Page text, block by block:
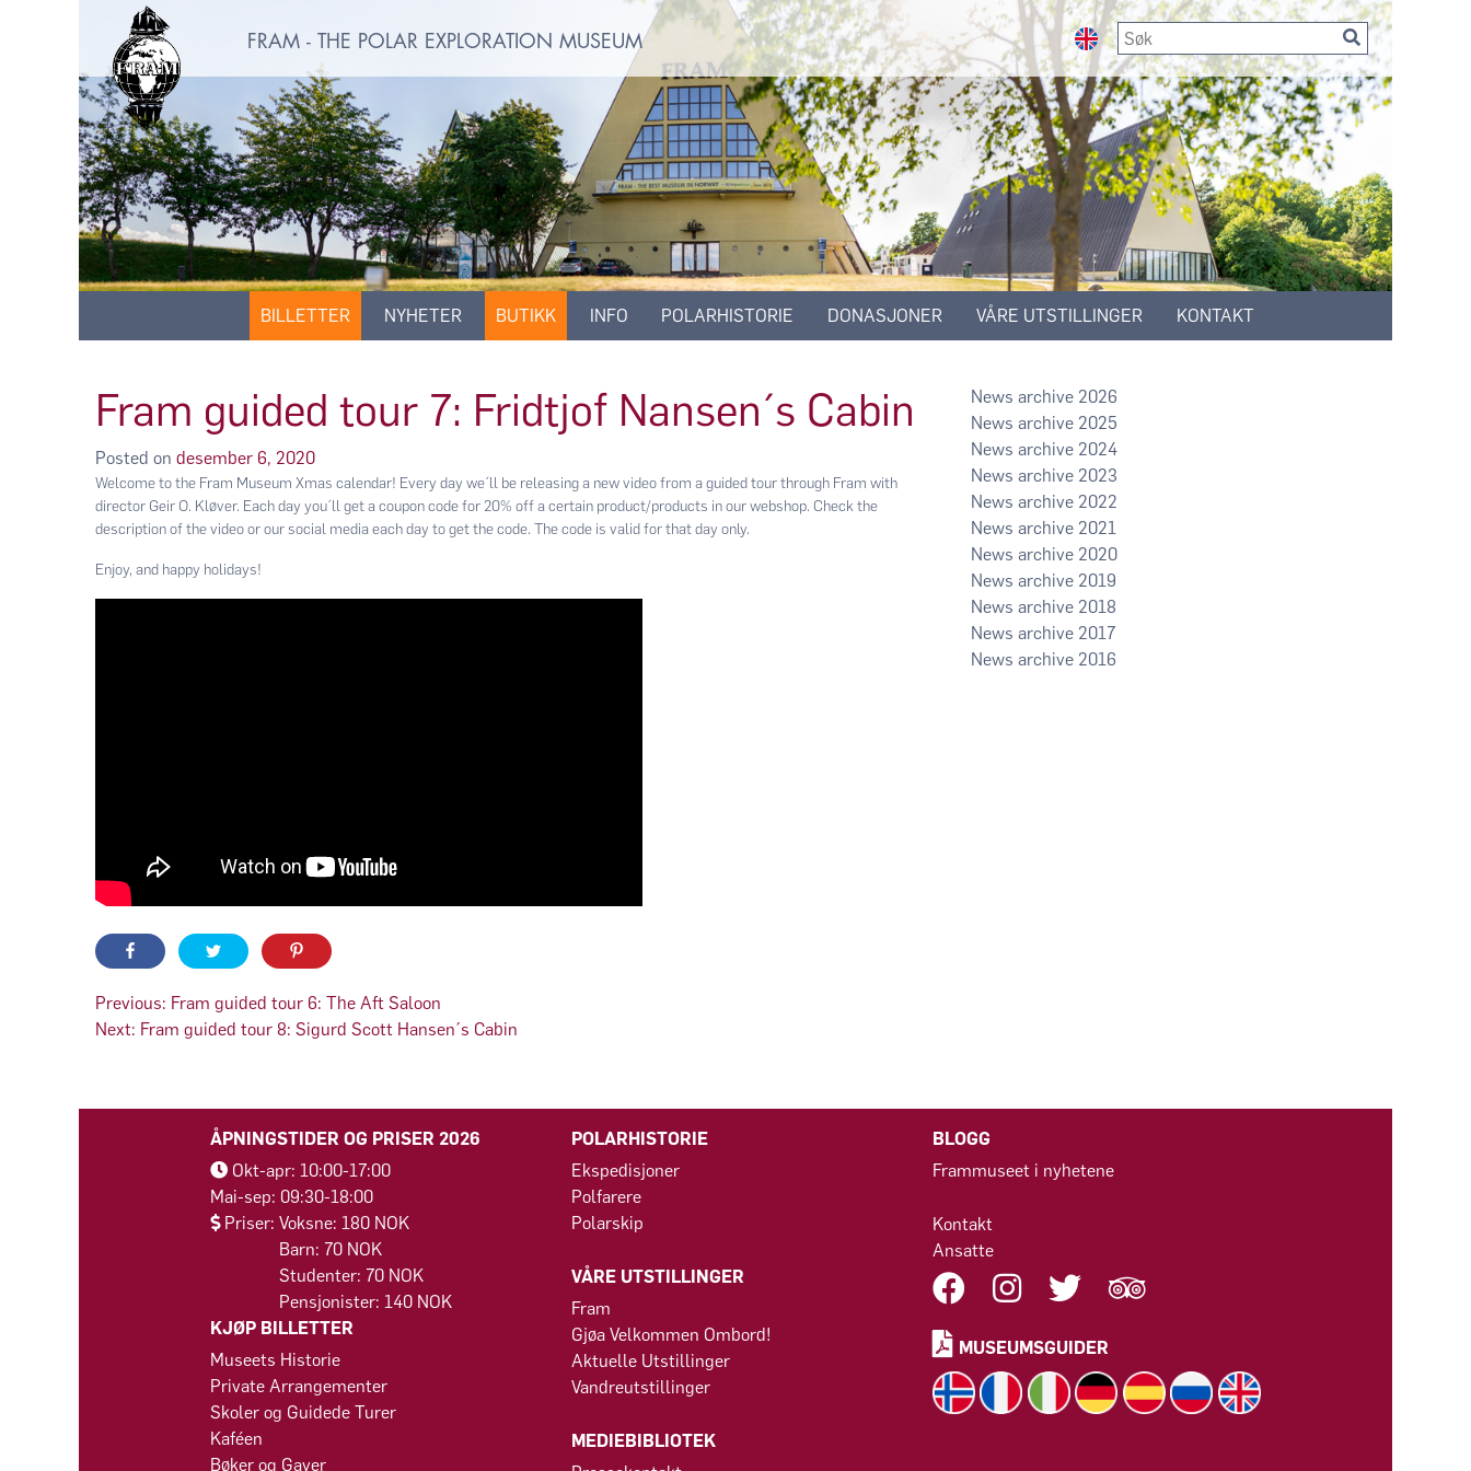
FRAM - THE POLAR EXPLORATION MUSEUM
BILLETTER NYHETER BUTIKK INFO POLARHISTORIE DONASJONER VÅRE UTSTILLINGER KONTAKT
Fram guided tour 7: Fridtjof Nansen´s Cabin
Posted on desember 6, 2020
Welcome to the Fram Museum Xmas calendar! Every day we´ll be releasing a new video from a guided tour through Fram with
director Geir O. Kløver. Each day you´ll get a coupon code for 20% off a certain product/products in our webshop. Check the
description of the video or our social media each day to get the code. The code is valid for that day only.
Enjoy, and happy holidays!
Innleggsnavigasjon
Previous: Fram guided tour 6: The Aft Saloon
Next: Fram guided tour 8: Sigurd Scott Hansen´s Cabin
2026
2025
2024
2023
2022
2021
2020
2019
2018
2017
2016
ÅPNINGSTIDER OG PRISER 2026
Okt-apr: 10:00-17:00
Mai-sep: 09:30-18:00
Priser: Voksne: 180 NOK
Barn: 70 NOK
Studenter: 70 NOK
Pensjonister: 140 NOK
KJØP BILLETTER
Museets Historie
Private Arrangementer
Skoler og Guidede Turer
Kaféen
Bøker og Gaver
POLARHISTORIE
Ekspedisjoner
Polfarere
Polarskip
VÅRE UTSTILLINGER
Fram
Gjøa Velkommen Ombord!
Aktuelle Utstillinger
Vandreutstillinger
MEDIEBIBLIOTEK
BLOGG
Frammuseet i nyhetene
Kontakt
Ansatte
MUSEUMSGUIDER